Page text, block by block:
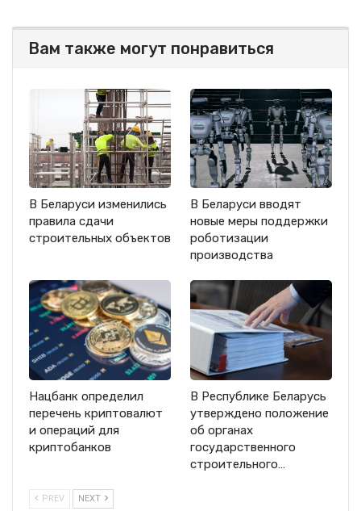
Вам также могут понравиться
В Беларуси изменились
правила сдачи
строительных объектов
В Беларуси вводят
новые меры поддержки
роботизации
производства
Нацбанк определил
перечень криптовалют
и операций для
криптобанков
В Республике Беларусь
утверждено положение
об органах
государственного
строительного…
PREV NEXT